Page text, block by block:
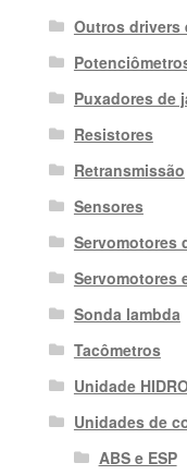
Outros drivers
Puxadores de
Resistores
Retransmissão
Sensores
Servomotores
Servomotores
Sonda lambda
Tacômetros
Unidade
Unidades de
ABS e ESP